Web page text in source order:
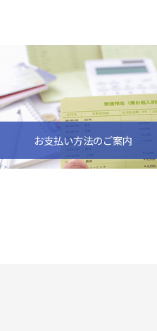
お支払い方法のご案内